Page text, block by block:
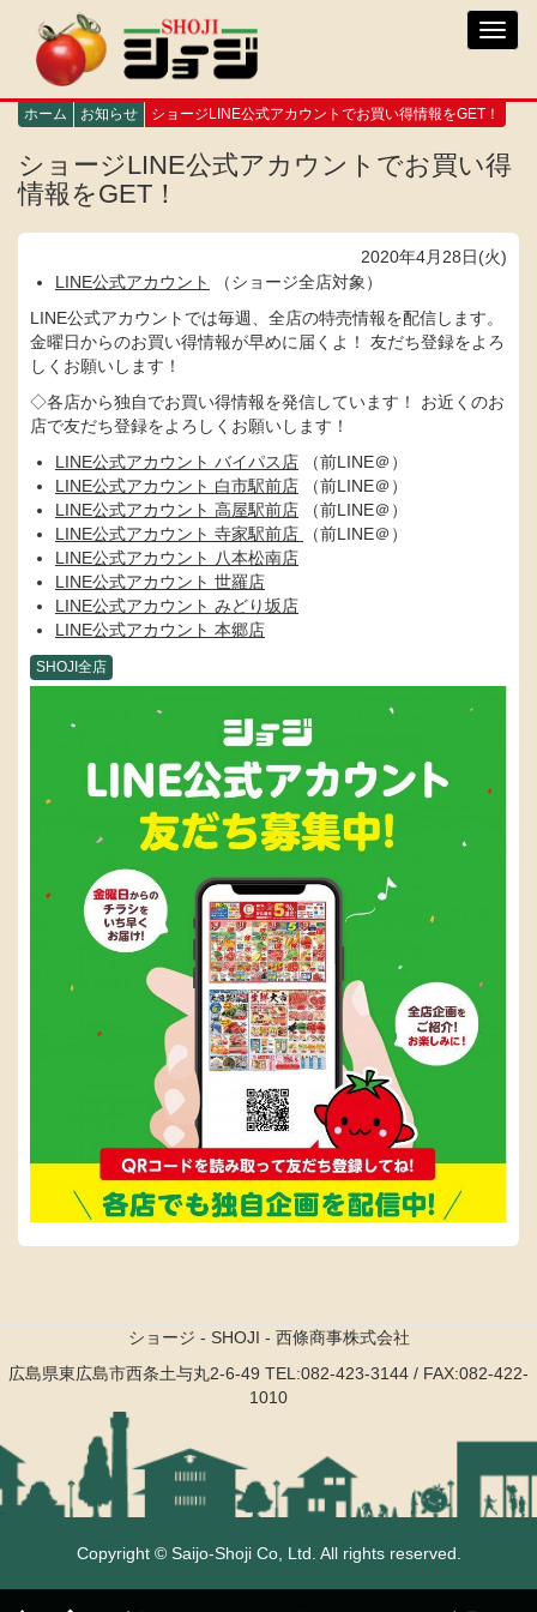
ン ホーム お知らせ ショージLINE公式アカウントでお買い得情報をGET！
ショージLINE公式アカウントでお買い得
情報をGET！
2020年4月28日(火)
LINE公式アカウント
（ショージ全店対象）
LINE公式アカウントでは毎週、全店の特売情報を配信します。
金曜日からのお買い得情報が早めに届くよ！ 友だち登録をよろ
しくお願いします！
◇各店から独自でお買い得情報を発信しています！ お近くのお
店で友だち登録をよろしくお願いします！
LINE公式アカウント バイパス店 （前LINE＠）
LINE公式アカウント 白市駅前店 （前LINE＠）
LINE公式アカウント 高屋駅前店 （前LINE＠）
LINE公式アカウント 寺家駅前店
（前LINE＠）
LINE公式アカウント 八本松南店
LINE公式アカウント 世羅店
LINE公式アカウント みどり坂店
LINE公式アカウント 本郷店
SHOJI全店
ショージ - SHOJI - 西條商事株式会社
広島県東広島市西条土与丸2-6-49 TEL:082-423-3144 / FAX:082-422-
1010
.
Copyright © Saijo-Shoji Co, Ltd. All rights reserved.